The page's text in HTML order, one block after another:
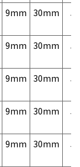
9mm 30mm
9mm 30mm
9mm 30mm
9mm 30mm
9mm 30mm